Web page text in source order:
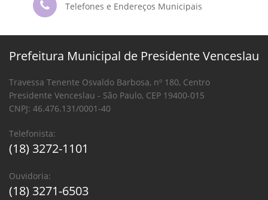
Telefones e Endereços Municipais
Prefeitura Municipal de Presidente Venceslau
Travessa Tenente Osvaldo Barbosa, nº 180, Centro
Presidente Venceslau - São Paulo, CEP 19400-015
CNPJ: 46.476.131/0001-40
Telefonista:
(18) 3272-1101
Ouvidoria:
(18) 3271-6503